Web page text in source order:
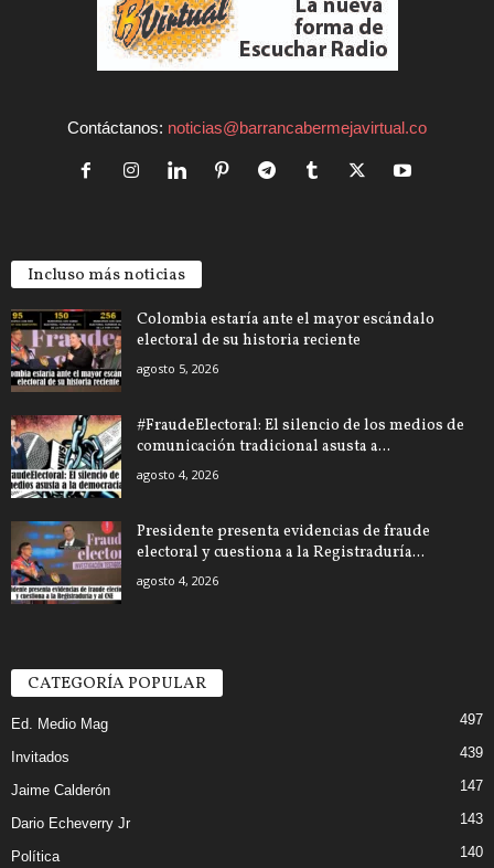
Contáctanos: noticias@barrancabermejavirtual.co
Incluso más noticias
Colombia estaría ante el mayor escándalo
electoral de su historia reciente
agosto 5, 2026
#FraudeElectoral: El silencio de los medios de
comunicación tradicional asusta a...
agosto 4, 2026
Presidente presenta evidencias de fraude
electoral y cuestiona a la Registraduría...
agosto 4, 2026
CATEGORÍA POPULAR
Ed. Medio Mag 497
Invitados 439
Jaime Calderón 147
Dario Echeverry Jr 143
Política 140